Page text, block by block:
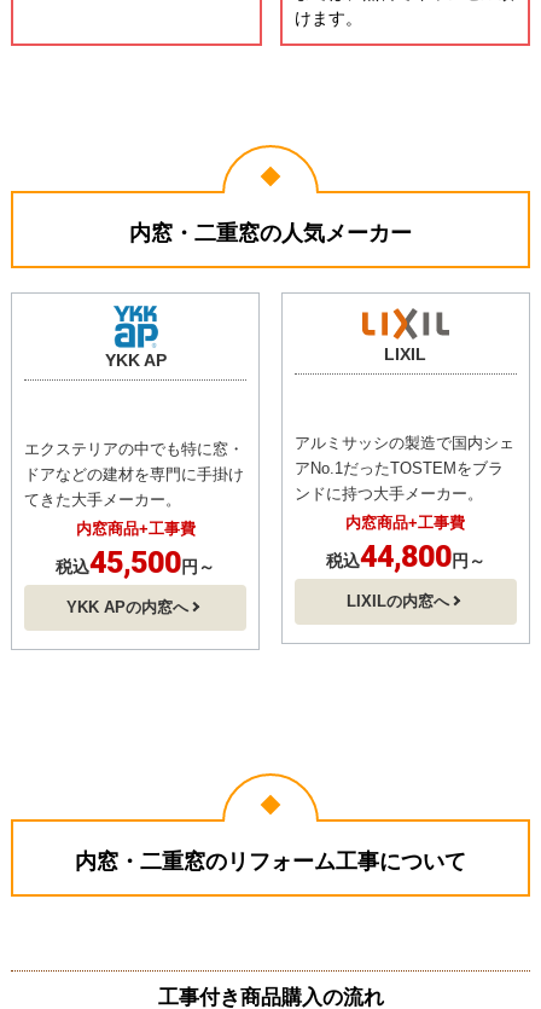
お好みの内窓カラーを選ん
で、窓まわりの印象を一新で
きます。
見積りの最終確定まで
見積りの最終確定金額の購入
までは、無料でキャンセル頂
内窓・二重窓の人気メーカー
エクステリアの中でも特に窓・
ドアなどの建材を専門に手掛け
45,500円～
アルミサッシの製造で国内シェ
44,800